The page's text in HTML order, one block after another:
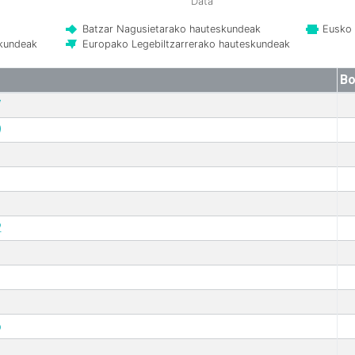
Batzar Nagusietarako hauteskundeak
Europako Legebiltzarrerako hauteskundeak